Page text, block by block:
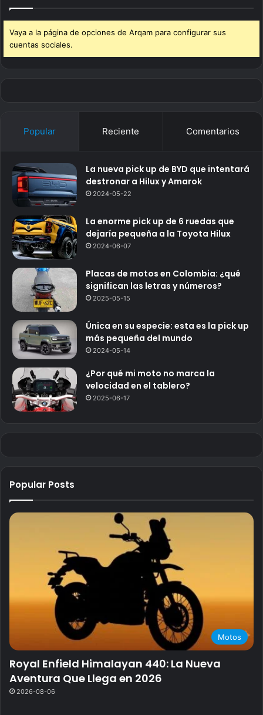
Vaya a la página de opciones de Arqam para configurar sus
cuentas sociales.
Popular Reciente Comentarios
La nueva pick up de BYD que intentará
destronar a Hilux y Amarok
2024-05-22
La enorme pick up de 6 ruedas que
dejaría pequeña a la Toyota Hilux
2024-06-07
Placas de motos en Colombia: ¿qué
significan las letras y números?
2025-05-15
Única en su especie: esta es la pick up
más pequeña del mundo
2024-05-14
¿Por qué mi moto no marca la
velocidad en el tablero?
2025-06-17
Popular Posts
Motos
Royal Enfield Himalayan 440: La Nueva
Aventura Que Llega en 2026
2026-08-06